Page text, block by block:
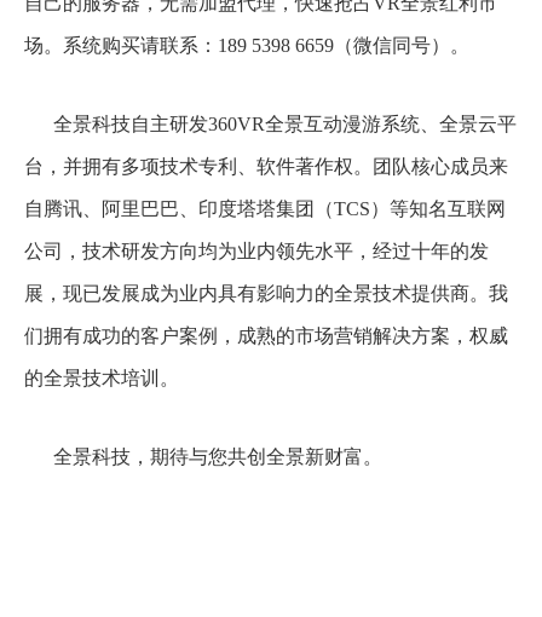
场。系统购买请联系：189 5398 6659（微信同号）。
全景科技自主研发360VR全景互动漫游系统、全景云平
台，并拥有多项技术专利、软件著作权。团队核心成员来
自腾讯、阿里巴巴、印度塔塔集团（TCS）等知名互联网
公司，技术研发方向均为业内领先水平，经过十年的发
展，现已发展成为业内具有影响力的全景技术提供商。我
们拥有成功的客户案例，成熟的市场营销解决方案，权威
的全景技术培训。
全景科技，期待与您共创全景新财富。